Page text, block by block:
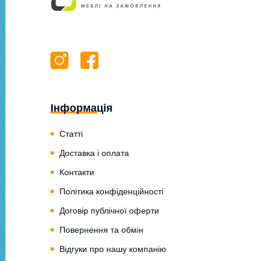
Інформація
Статті
Доставка і оплата
Контакти
Політика конфіденційності
Договір публічної оферти
Повернення та обмін
Відгуки про нашу компанію